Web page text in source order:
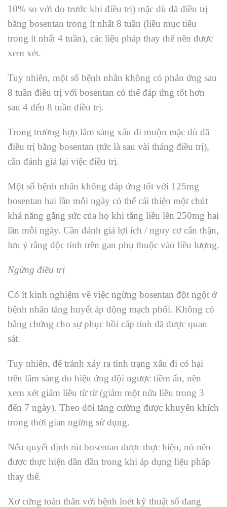
10% so với đo trước khi điều trị) mặc dù đã điều trị
bằng bosentan trong ít nhất 8 tuần (liều mục tiêu
trong ít nhất 4 tuần), các liệu pháp thay thế nên được
xem xét.
Tuy nhiên, một số bệnh nhân không có phản ứng sau
8 tuần điều trị với bosentan có thể đáp ứng tốt hơn
sau 4 đến 8 tuần điều trị.
Trong trường hợp lâm sàng xấu đi muộn mặc dù đã
điều trị bằng bosentan (tức là sau vài tháng điều trị),
cần đánh giá lại việc điều trị.
Một số bệnh nhân không đáp ứng tốt với 125mg
bosentan hai lần mỗi ngày có thể cải thiện một chút
khả năng gắng sức của họ khi tăng liều lên 250mg hai
lần mỗi ngày. Cần đánh giá lợi ích / nguy cơ cẩn thận,
lưu ý rằng độc tính trên gan phụ thuộc vào liều lượng.
Ngừng điều trị
Có ít kinh nghiệm về việc ngừng bosentan đột ngột ở
bệnh nhân tăng huyết áp động mạch phổi. Không có
bằng chứng cho sự phục hồi cấp tính đã được quan
sát.
Tuy nhiên, để tránh xảy ra tình trạng xấu đi có hại
trên lâm sàng do hiệu ứng dội ngược tiềm ẩn, nên
xem xét giảm liều từ từ (giảm một nửa liều trong 3
đến 7 ngày). Theo dõi tăng cường được khuyến khích
trong thời gian ngừng sử dụng.
Nếu quyết định rút bosentan được thực hiện, nó nên
được thực hiện dần dần trong khi áp dụng liệu pháp
thay thế.
Xơ cứng toàn thân với bệnh loét kỹ thuật số đang